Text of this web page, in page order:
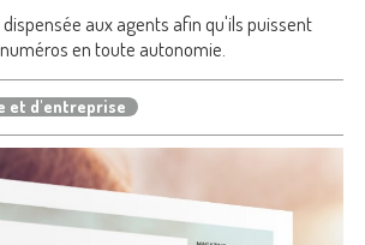
aux agents afin qu'ils puissent
en toute autonomie.
et d'entreprise